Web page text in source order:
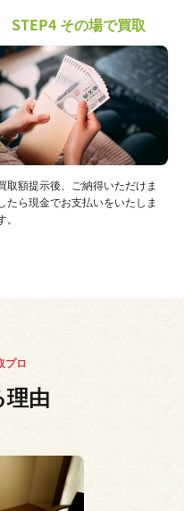
STEP4 その場で買取
取額提示後、ご納得いただけま
たら現金でお支払いをいたしま
。
プロ
由